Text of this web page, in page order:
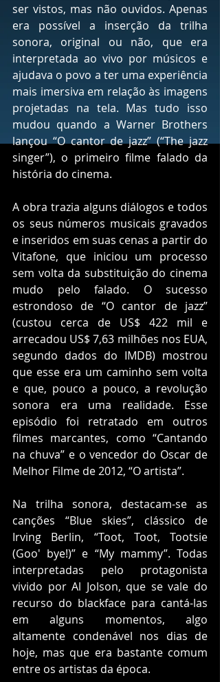
ser vistos, mas não ouvidos. Apenas
era possível a inserção da trilha
sonora, original ou não, que era
interpretada ao vivo por músicos e
ajudava o povo a ter uma experiência
mais imersiva em relação às imagens
projetadas na tela. Mas tudo isso
mudou quando a Warner Brothers
lançou “O cantor de jazz” (“The jazz
singer”), o primeiro filme falado da
história do cinema.
A obra trazia alguns diálogos e todos
os seus números musicais gravados
e inseridos em suas cenas a partir do
Vitafone, que iniciou um processo
sem volta da substituição do cinema
mudo pelo falado. O sucesso
estrondoso de “O cantor de jazz”
(custou cerca de US$ 422 mil e
arrecadou US$ 7,63 milhões nos EUA,
segundo dados do IMDB) mostrou
que esse era um caminho sem volta
e que, pouco a pouco, a revolução
sonora era uma realidade. Esse
episódio foi retratado em outros
filmes marcantes, como “Cantando
na chuva” e o vencedor do Oscar de
Melhor Filme de 2012, “O artista”.
Na trilha sonora, destacam-se as
canções “Blue skies”, clássico de
Irving Berlin, “Toot, Toot, Tootsie
(Goo' bye!)” e “My mammy”. Todas
interpretadas pelo protagonista
vivido por Al Jolson, que se vale do
recurso do blackface para cantá-las
em alguns momentos, algo
altamente condenável nos dias de
hoje, mas que era bastante comum
entre os artistas da época.